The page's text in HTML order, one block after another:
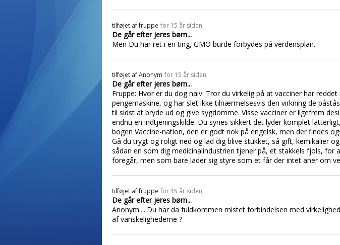
tilføjet affruppe for 15 år siden
De går efter jeres børn...
Men Du har ret i en ting, GMO burde forbydes på verdensplan.
tilføjet afAnonym for 15 år siden
De går efter jeres børn...
Fruppe: Hvor er du dog naiv. Tror du virkelig på at vacciner har
pengemaskine, og har slet ikke tilnærmelsesvis den virkning de
til sidst at bryde ud og give sygdomme. Visse vacciner er ligefrem
endnu en indtjeningskilde. Du synes sikkert det lyder komplet
bogen Vaccine-nation, den er godt nok på engelsk, men der findes
Gå du trygt og roligt ned og lad dig blive stukket, så gift, kemikalier
sådan en som dig medicinalindustrien tjener på, et stakkels fjols,
foregår, men som bare lader sig styre som et får der intet aner om
tilføjet affruppe for 15 år siden
De går efter jeres børn...
Anonym.....Du har da fuldkommen mistet forbindelsen med
af vanskelighederne ?